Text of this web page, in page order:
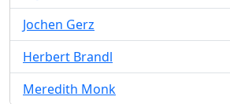
Jochen Gerz
Herbert Brandl
Meredith Monk